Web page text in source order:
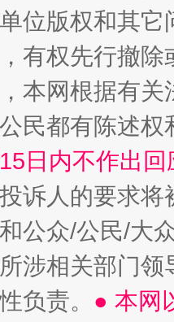
境
位版权和其它
有权先行撤
本网根据有
民都有陈述
日内不作出
诉人的要求将
公众/公民/大
涉相关部门
负责。 ● 本网